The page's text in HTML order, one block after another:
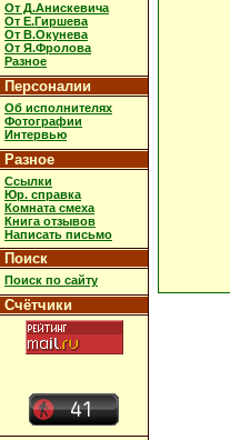
От Д.Анискевича
От Е.Гиршева
От В.Окунева
От Я.Фролова
Разное
Персоналии
Об исполнителях
Фотографии
Интервью
Разное
Ссылки
Юр. справка
Комната смеха
Книга отзывов
Написать письмо
Поиск
Поиск по сайту
Счётчики